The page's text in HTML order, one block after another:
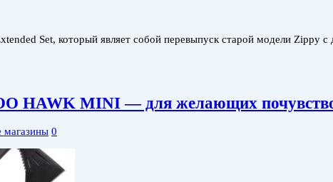
Set, который являет собой перевыпуск старой модели
HAWK MINI — для желающих
магазины 0